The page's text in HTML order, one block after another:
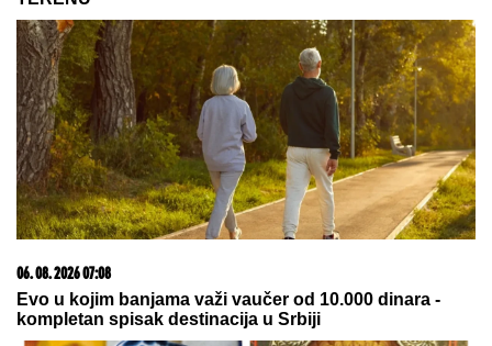
(VIDEO) MILENA KAČAVENDA U
PROVODU SA SINOMOn izgleda kao
maneken, a ona u dugoj haljini sa
kristalima - Napustila Srbiju, evo
kako provodi vreme po izlasku iz
"Elite 9"